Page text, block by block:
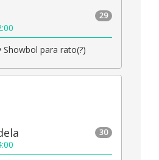
29
Showbol para rato(?)
30